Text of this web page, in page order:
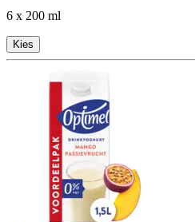
6 x 200 ml
Kies